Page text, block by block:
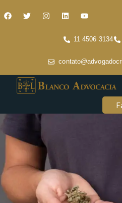
11 4506 3134